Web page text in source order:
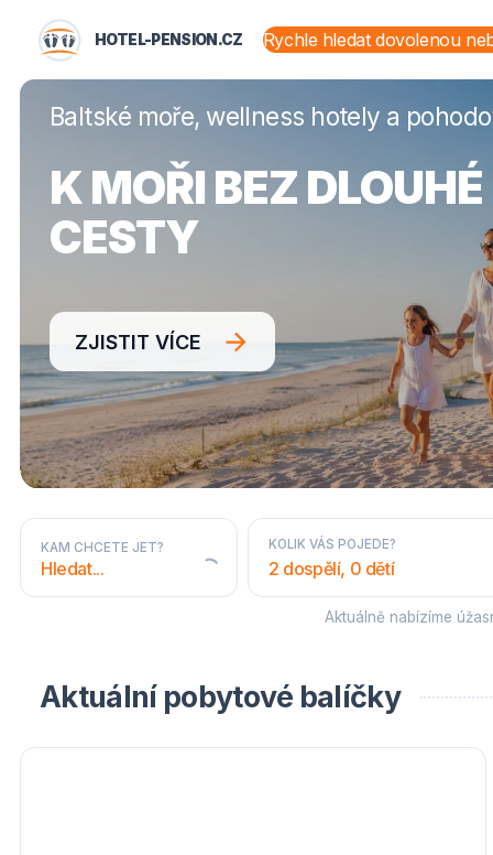
HOTEL-PENSION.CZ
HOTEL-PENSION.CZ
Baltské moře, wellness hotely a
K MOŘI BEZ DLOUHÉ
CESTY
ZJISTIT VÍCE
KAM CHCETE JET? KOLIK VÁS POJEDE?
2 dospělí, 0 dětí
Aktuálně nabízíme
Aktuální pobytové balíčky